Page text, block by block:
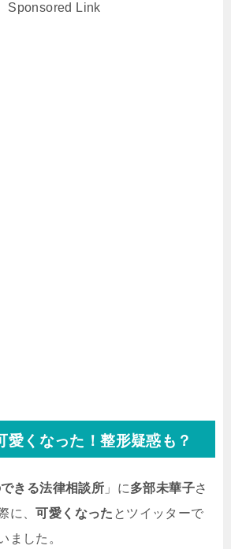
Sponsored Link
愛くなった！整形疑惑も？
きる法律相談所 」に多部未華子さ
に、可愛くなった とツイッターで
ました。